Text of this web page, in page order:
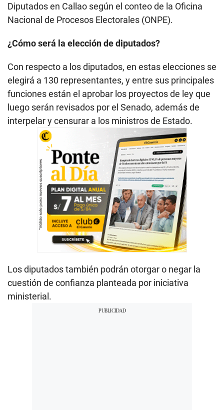
Diputados en Callao según el conteo de la Oficina
Nacional de Procesos Electorales (ONPE).
¿Cómo será la elección de diputados?
Con respecto a los diputados, en estas elecciones se
elegirá a 130 representantes, y entre sus principales
funciones están el aprobar los proyectos de ley que
luego serán revisados por el Senado, además de
interpelar y censurar a los ministros de Estado.
Los diputados también podrán otorgar o negar la
cuestión de confianza planteada por iniciativa
ministerial.